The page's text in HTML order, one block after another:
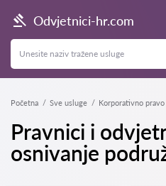
Odvjetnici-hr.com
Početna Sve usluge Korporativno pravo
Pravnici i
osnivanje